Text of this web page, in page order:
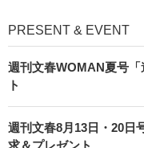
PRESENT & EVENT
週刊文春WOMAN夏号
ト
週刊文春8月13日・20日